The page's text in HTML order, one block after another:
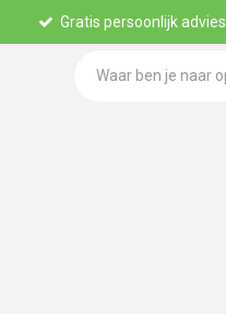
Gratis persoonlijk advies